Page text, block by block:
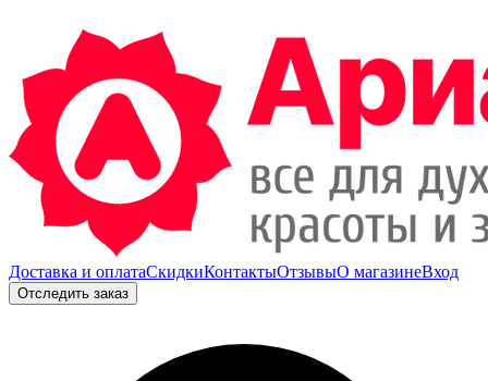
Доставка и оплатаСкидкиКонтактыОтзывыО магазинеВход
Отследить заказ